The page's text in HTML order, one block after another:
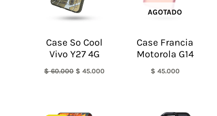
Case So Cool
Vivo Y27 4G
$60.000 $ 45.000
AGOTADO
Case Francia
Motorola G14
$ 45.000